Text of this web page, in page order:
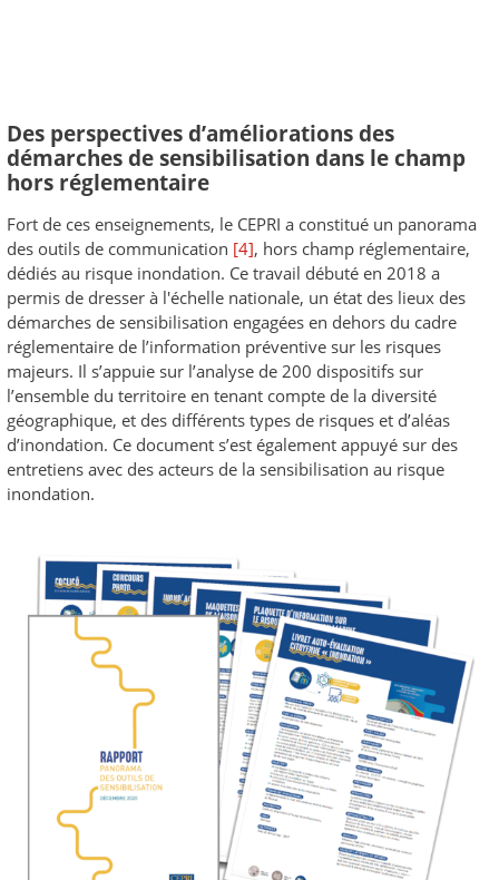
Des perspectives d’améliorations des
démarches de sensibilisation dans le champ
hors réglementaire
Fort de ces enseignements, le CEPRI a constitué un panorama
des outils de communication [4], hors champ réglementaire,
dédiés au risque inondation. Ce travail débuté en 2018 a
permis de dresser à l'échelle nationale, un état des lieux des
démarches de sensibilisation engagées en dehors du cadre
réglementaire de l’information préventive sur les risques
majeurs. Il s’appuie sur l’analyse de 200 dispositifs sur
l’ensemble du territoire en tenant compte de la diversité
géographique, et des différents types de risques et d’aléas
d’inondation. Ce document s’est également appuyé sur des
entretiens avec des acteurs de la sensibilisation au risque
inondation.